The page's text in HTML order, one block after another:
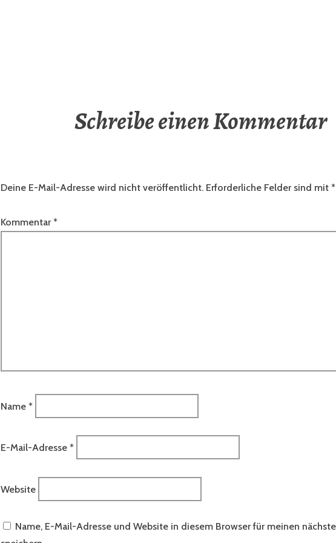
Schreibe einen Kommentar
Deine E-Mail-Adresse wird nicht veröffentlicht. Erforderliche Felder sind mit *
Kommentar *
Name *
E-Mail-Adresse *
Website
Name, E-Mail-Adresse und Website in diesem Browser für meinen